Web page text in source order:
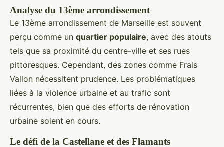
Analyse du 13ème arrondissement
Le 13ème arrondissement de Marseille est souvent
perçu comme un quartier populaire, avec des atouts
tels que sa proximité du centre-ville et ses rues
pittoresques. Cependant, des zones comme Frais
Vallon nécessitent prudence. Les problématiques
liées à la violence urbaine et au trafic sont
récurrentes, bien que des efforts de rénovation
urbaine soient en cours.
Le défi de la Castellane et des Flamants